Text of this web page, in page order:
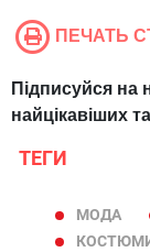
ПЕЧАТЬ
Підписуйся на
найцікавіших
ТЕГИ
МОДА